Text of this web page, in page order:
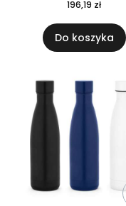
196,19 zł
Do koszyka